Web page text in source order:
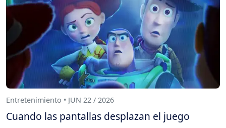
Entretenimiento • JUN 22 / 2026
Cuando las pantallas desplazan el juego